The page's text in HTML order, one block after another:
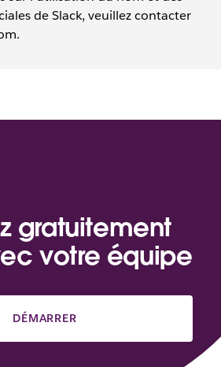
de Slack, veuillez contacter
gratuitement
votre équipe
DÉMARRER